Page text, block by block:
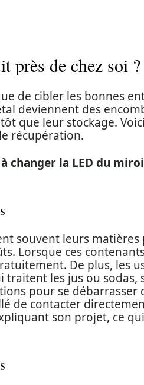
près de chez soi ?
de cibler les bonnes
deviennent des
que leur stockage.
récupération.
changer la LED du
souvent leurs matières
Lorsque ces
De plus, les
les jus ou sodas,
pour se débarrasser
de contacter
son projet, ce